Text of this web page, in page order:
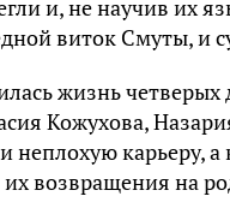
и, не научив их
виток Смуты, и
жизнь
Кожухова,
неплохую карьеру, а
их возвращения на